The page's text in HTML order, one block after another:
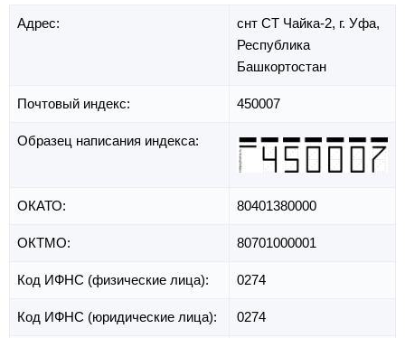
Адрес: снт СТ Чайка-2, г. Уфа,
Республика
Башкортостан
Почтовый индекс: 450007
Образец написания индекса:
ОКАТО: 80401380000
ОКТМО: 80701000001
Код ИФНС (физические лица): 0274
Код ИФНС (юридические лица): 0274